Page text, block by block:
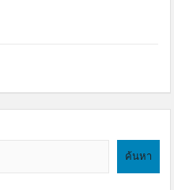
ค้นหา